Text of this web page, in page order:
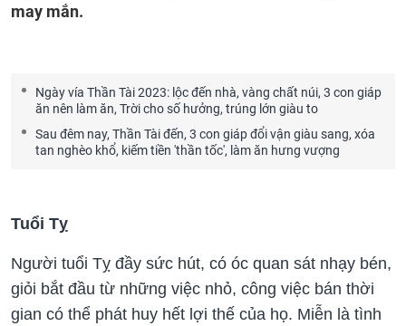
may mắn.
Ngày vía Thần Tài 2023: lộc đến nhà, vàng chất núi, 3 con giáp
ăn nên làm ăn, Trời cho số hưởng, trúng lớn giàu to
Sau đêm nay, Thần Tài đến, 3 con giáp đổi vận giàu sang, xóa
tan nghèo khổ, kiếm tiền 'thần tốc', làm ăn hưng vượng
Tuổi Tỵ
Người tuổi Tỵ đầy sức hút, có óc quan sát nhạy bén,
giỏi bắt đầu từ những việc nhỏ, công việc bán thời
gian có thể phát huy hết lợi thế của họ. Miễn là tình